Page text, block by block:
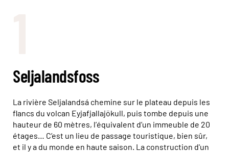
Seljalandsfoss
La rivière Seljalandsá chemine sur le plateau depuis les
flancs du volcan Eyjafjallajökull, puis tombe depuis une
hauteur de 60 mètres, l’équivalent d’un immeuble de 20
étages… C’est un lieu de passage touristique, bien sûr,
et il y a du monde en haute saison. La construction d'un